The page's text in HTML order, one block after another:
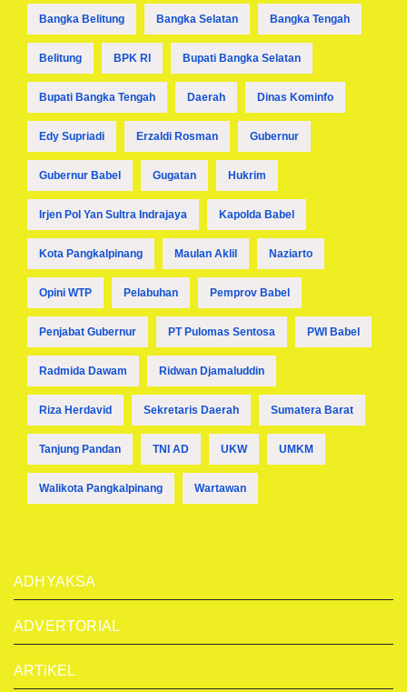
Bangka Belitung Bangka Selatan Bangka Tengah
Belitung BPK RI Bupati Bangka Selatan
Bupati Bangka Tengah Daerah Dinas Kominfo
Edy Supriadi Erzaldi Rosman Gubernur
Gubernur Babel Gugatan Hukrim
Irjen Pol Yan Sultra Indrajaya Kapolda Babel
Kota Pangkalpinang Maulan Aklil Naziarto
Opini WTP Pelabuhan Pemprov Babel
Penjabat Gubernur PT Pulomas Sentosa PWI Babel
Radmida Dawam Ridwan Djamaluddin
Riza Herdavid Sekretaris Daerah Sumatera Barat
Tanjung Pandan TNI AD UKW UMKM
Walikota Pangkalpinang Wartawan
ADHYAKSA
ADVERTORIAL
ARTiKEL